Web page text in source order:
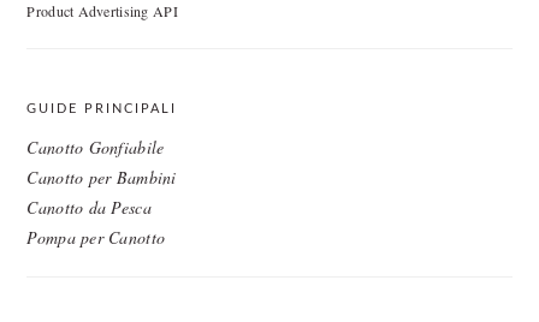
Product Advertising API
GUIDE PRINCIPALI
Canotto Gonfiabile
Canotto per Bambini
Canotto da Pesca
Pompa per Canotto